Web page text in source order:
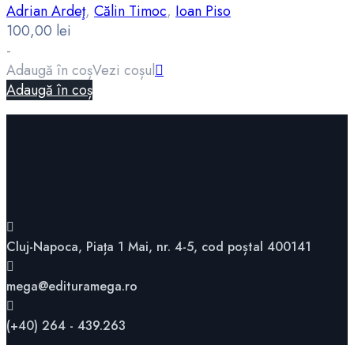
Adrian Ardeţ, Călin Timoc, Ioan Piso
100,00 lei
-
Adaugă în coșVezi coșul
Adaugă în coș
Cluj-Napoca, Piața 1 Mai, nr. 4-5, cod poștal 400141
mega@edituramega.ro
(+40) 264 - 439.263